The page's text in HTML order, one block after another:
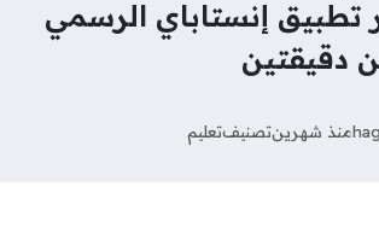
تطبيق إنستاباي الرسمي
دقيقتين
منذ شهرينتصنيفتعليم